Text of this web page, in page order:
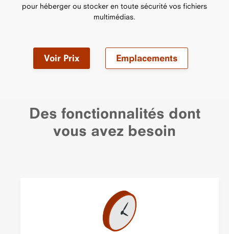
pour héberger ou stocker en toute sécurité vos fichiers
multimédias.
Voir Prix Emplacements
Des fonctionnalités dont
vous avez besoin